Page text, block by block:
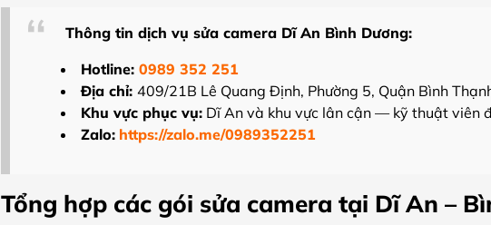
Thông tin dịch vụ sửa camera Dĩ An Bình Dương:
Hotline:0989 352 251
Địa chỉ:409/21B Lê Quang Định, Phường 5, Quận Bình
Khu vực phục vụ: Dĩ An và khu vực lân cận — kỹ thuật viên
Zalo: https://zalo.me/0989352251
Tổng hợp các gói sửa camera tại Dĩ An –